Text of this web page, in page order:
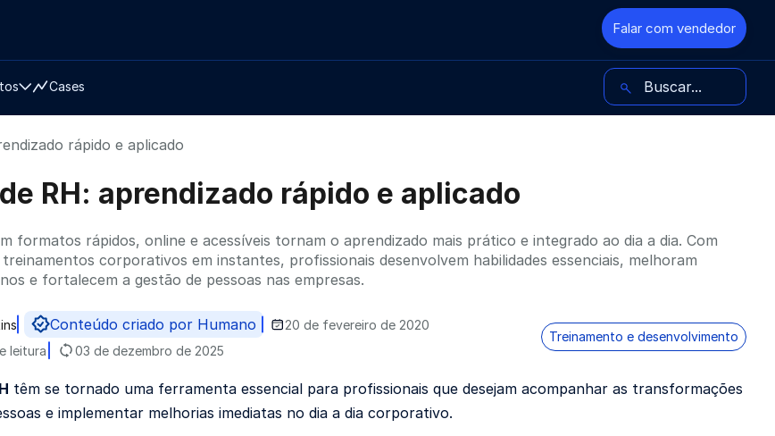
Falar com vendedor
Cases Buscar no blog
rápido e aplicado
RH: aprendizado rápido e aplicado
formatos rápidos, online e acessíveis tornam o aprendizado mais prático e integrado ao dia a dia. Com
corporativos em instantes, profissionais desenvolvem habilidades essenciais, melhoram
e fortalecem a gestão de pessoas nas empresas.
Conteúdo criado por Humano
20 de fevereiro de 2020
leitura
03 de dezembro de 2025
Treinamento e desenvolvimento
têm se tornado uma ferramenta essencial para profissionais que desejam acompanhar as transformações
e implementar melhorias imediatas no dia a dia corporativo.